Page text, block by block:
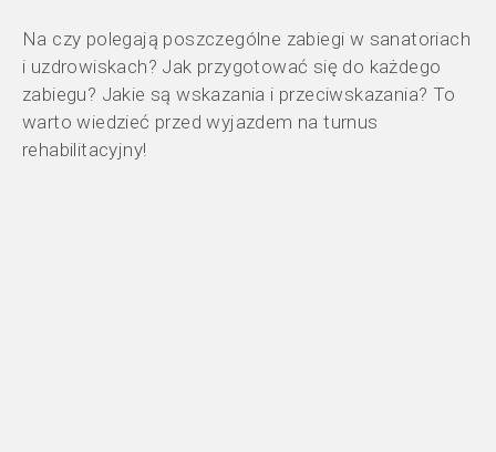
Na czy polegają poszczególne zabiegi w sanatoriach
i uzdrowiskach? Jak przygotować się do każdego
zabiegu? Jakie są wskazania i przeciwskazania? To
warto wiedzieć przed wyjazdem na turnus
rehabilitacyjny!